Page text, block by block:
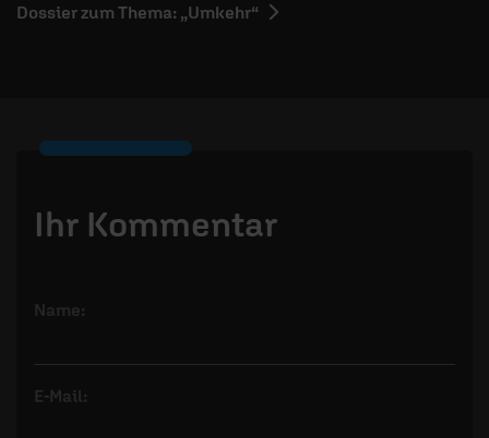
Dossier zum Thema: „Umkehr“
Ihr Kommentar
Name:
E-Mail: